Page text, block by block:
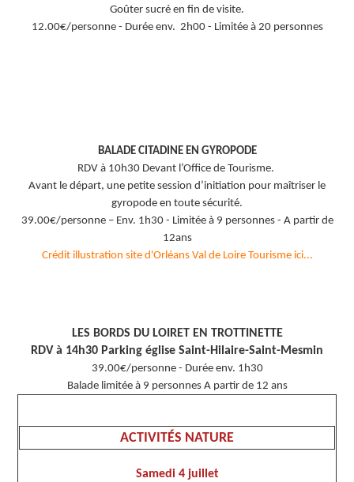
Goûter sucré en fin de visite.
12.00€/personne - Durée env. 2h00 - Limitée à 20 personnes
BALADE CITADINE EN GYROPODE
RDV à 10h30 Devant l’Office de Tourisme.
Avant le départ, une petite session d’initiation pour maîtriser le
gyropode en toute sécurité.
39.00€/personne – Env. 1h30 - Limitée à 9 personnes - A partir de
12ans
Crédit illustration site d'Orléans Val de Loire Tourisme ici...
LES BORDS DU LOIRET EN TROTTINETTE
RDV à 14h30 Parking église Saint-Hilaire-Saint-Mesmin
39.00€/personne - Durée env. 1h30
Balade limitée à 9 personnes A partir de 12 ans
ACTIVITÉS NATURE
Samedi 4 juillet